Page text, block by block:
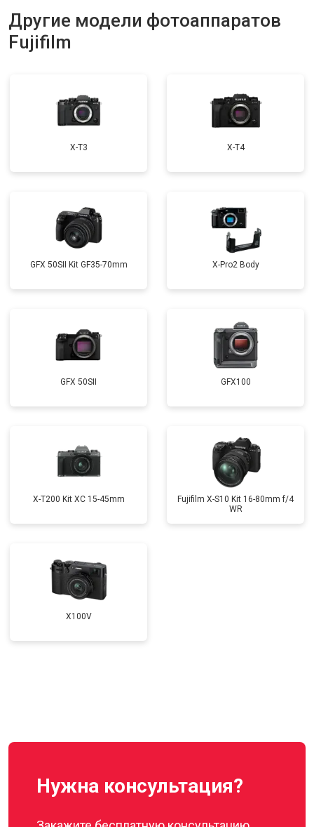
Другие модели фотоаппаратов
Fujifilm
X-T3 X-T4
GFX 50SII Kit GF35-70mm X-Pro2 Body
GFX 50SII GFX100
X-T200 Kit XC 15-45mm
Fujifilm X-S10 Kit 16-80mm f/4
WR
X100V
Нужна консультация?